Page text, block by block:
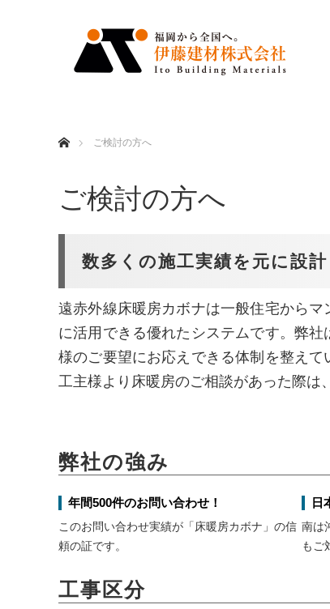
ご検討の方へ
ご検討の方へ
数多くの施工実績を元に設
遠赤外線床暖房カボナは一般住宅から
に活用できる優れたシステムです。弊
様のご要望にお応えできる体制を整え
工主様より床暖房のご相談があった際は
弊社の強み
年間500件のお問い合わせ！
このお問い合わせ実績が「床暖房カボナ」の信
頼の証です。
日
南は
もご
工事区分